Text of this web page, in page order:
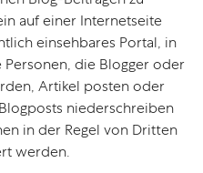
auf einer Internetseite
einsehbares Portal, in
die Blogger oder
Artikel posten oder
niederschreiben
in der Regel von Dritten
werden.